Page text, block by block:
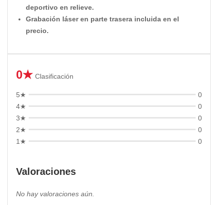
deportivo en relieve.
Grabación láser en parte trasera incluida en el
precio.
0★ Clasificación
5★
0
4★
0
3★
0
2★
0
1★
0
Valoraciones
No hay valoraciones aún.